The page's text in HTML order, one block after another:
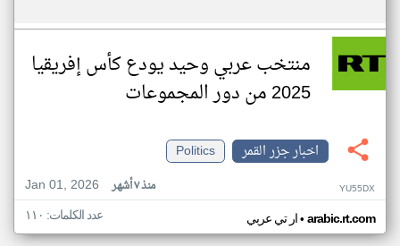
منتخب عربي وحيد يودع كأس إفريقيا
2025 من دور المجموعات
اخبار جزر القمر
Politics
Jan 01, 2026
منذ ٧ أشهر YU55DX
ار تي عربي• arabic.rt.com عدد الكلمات: ١١٠